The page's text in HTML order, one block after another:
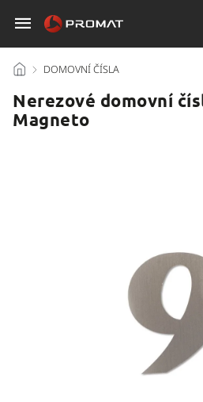
/ DOMOVNÍ ČÍSLA
Nerezové domovní
Magneto